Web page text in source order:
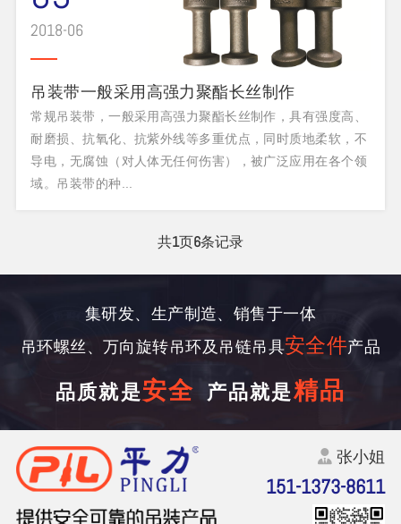
2018-06
吊装带一般采用高强力聚酯长丝制作
常规吊装带，一般采用高强力聚酯长丝制作，具有强度高、
耐磨损、抗氧化、抗紫外线等多重优点，同时质地柔软，不
导电，无腐蚀（对人体无任何伤害），被广泛应用在各个领
域。吊装带的种...
共1页6条记录
集研发、生产制造、销售于一体
吊环螺丝、万向旋转吊环及吊链吊具安全件产品
品质就是安全 产品就是精品
张小姐
151-1373-8611